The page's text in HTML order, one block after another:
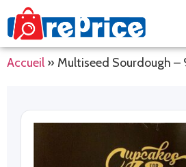
Accueil » Multiseed Sourdough